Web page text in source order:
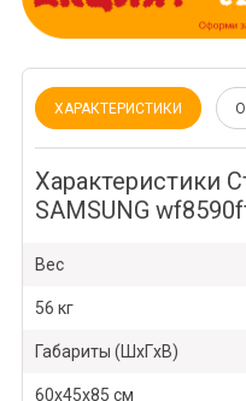
ХАРАКТЕРИСТИКИ
Характеристики
SAMSUNG
Вес
56 кг
Габариты (ШxГxВ)
60x45x85 см